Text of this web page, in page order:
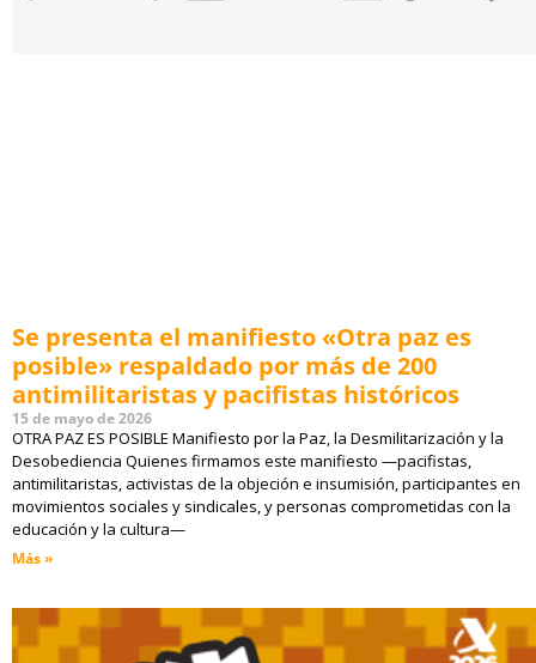
Se presenta el manifiesto «Otra paz es
posible» respaldado por más de 200
antimilitaristas y pacifistas históricos
15 de mayo de 2026
OTRA PAZ ES POSIBLE Manifiesto por la Paz, la Desmilitarización y la
Desobediencia Quienes firmamos este manifiesto —pacifistas,
antimilitaristas, activistas de la objeción e insumisión, participantes en
movimientos sociales y sindicales, y personas comprometidas con la
educación y la cultura—
Más »